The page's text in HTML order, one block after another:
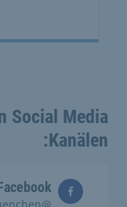
Social Media
Kanälen: